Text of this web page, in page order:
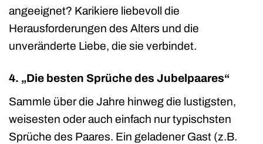
angeeignet? Karikiere liebevoll die
Herausforderungen des Alters und die
unveränderte Liebe, die sie verbindet.
4. „Die besten Sprüche des Jubelpaares“
Sammle über die Jahre hinweg die lustigsten,
weisesten oder auch einfach nur typischsten
Sprüche des Paares. Ein geladener Gast (z.B.